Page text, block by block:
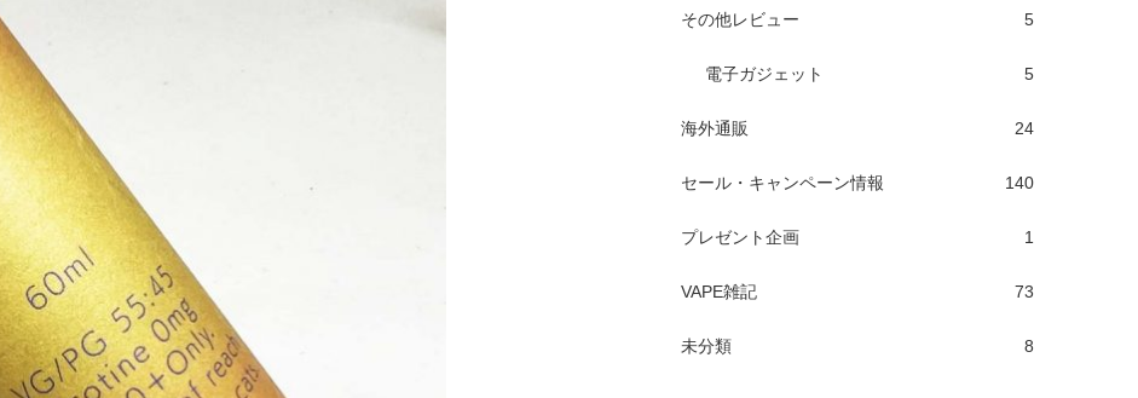
その他レビュー 5
電子ガジェット 5
海外通販 24
セール・キャンペーン情報 140
プレゼント企画 1
VAPE雑記 73
未分類 8